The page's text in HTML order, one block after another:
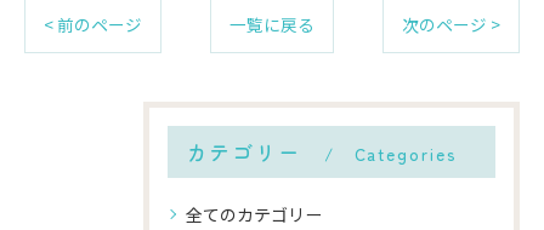
< 前のページ 一覧に戻る 次のページ >
カテゴリー Categories
全てのカテゴリー